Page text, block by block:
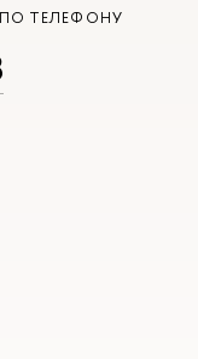
ТЕЛЕФОНУ